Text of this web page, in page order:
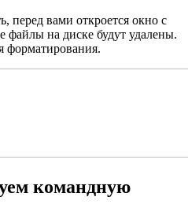
перед вами откроется окно с
файлы на диске будут удалены.
командную